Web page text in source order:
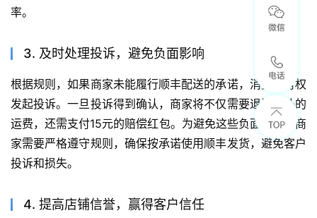
率。
3. 及时处理投诉，避免负面影响
根据规则，如果商家未能履行顺丰配送的承诺，消费者有权
发起投诉。一旦投诉得到确认，商家将不仅需要退还额外的
运费，还需支付15元的赔偿红包。为避免这些负面影响，商
家需要严格遵守规则，确保按承诺使用顺丰发货，避免客户
投诉和损失。
4. 提高店铺信誉，赢得客户信任